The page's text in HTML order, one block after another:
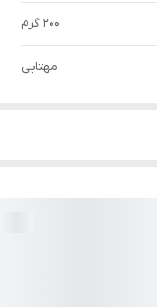
200 گرم
مهتابی